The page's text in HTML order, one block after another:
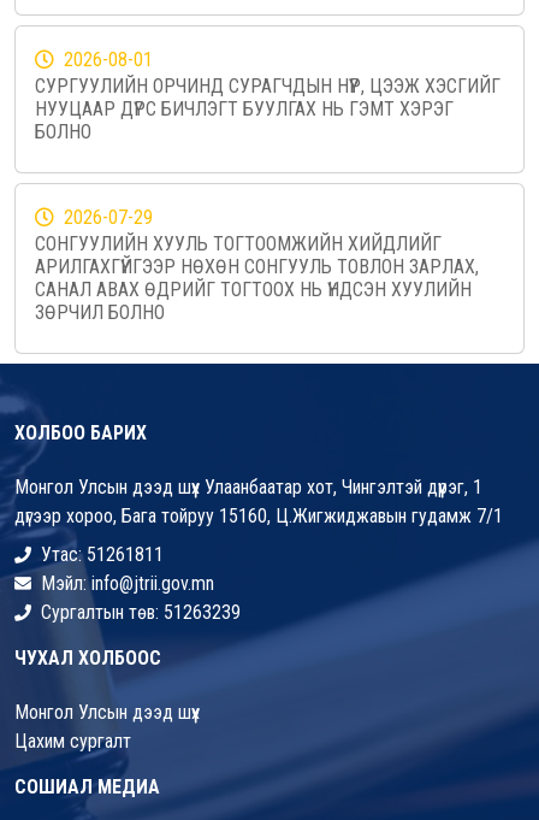
2026-08-01
СУРГУУЛИЙН ОРЧИНД СУРАГЧДЫН НҮҮР, ЦЭЭЖ ХЭСГИЙГ
НУУЦААР ДҮРС БИЧЛЭГТ БУУЛГАХ НЬ ГЭМТ ХЭРЭГ
БОЛНО
2026-07-29
СОНГУУЛИЙН ХУУЛЬ ТОГТООМЖИЙН ХИЙДЛИЙГ
АРИЛГАХГҮЙГЭЭР НӨХӨН СОНГУУЛЬ ТОВЛОН ЗАРЛАХ,
САНАЛ АВАХ ӨДРИЙГ ТОГТООХ НЬ ҮНДСЭН ХУУЛИЙН
ЗӨРЧИЛ БОЛНО
ХОЛБОО БАРИХ
Монгол Улсын дээд шүүх Улаанбаатар хот, Чингэлтэй дүүрэг, 1
дүгээр хороо, Бага тойруу 15160, Ц.Жигжиджавын гудамж 7/1
Утас: 51261811
Мэйл: info@jtrii.gov.mn
Сургалтын төв: 51263239
ЧУХАЛ ХОЛБООС
Монгол Улсын дээд шүүх
Цахим сургалт
СОШИАЛ МЕДИА